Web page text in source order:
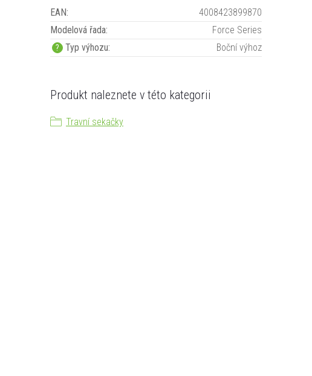
EAN:
4008423899870
Modelová řada: Force Series
? Typ výhozu: Boční výhoz
Produkt naleznete v této kategorii
Travní sekačky